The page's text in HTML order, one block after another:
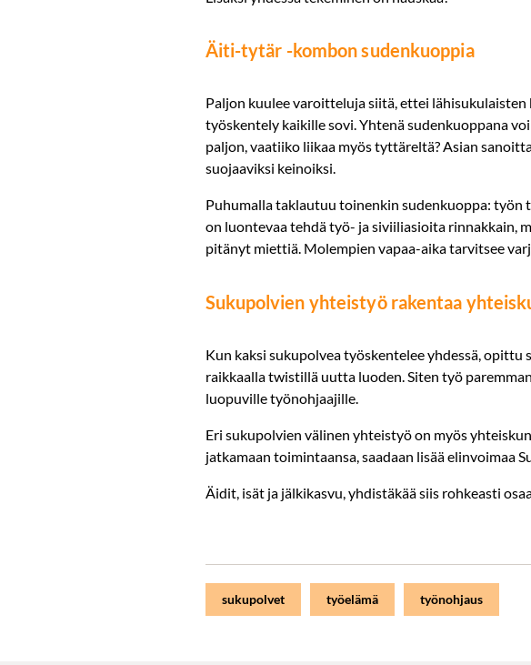
Äiti-tytär -kombon sudenkuoppia
Paljon kuulee varoitteluja siitä, ettei
työskentely kaikille sovi. Yhtenä sudenkuoppana
paljon, vaatiiko liikaa myös tyttäreltä? Asian
suojaaviksi keinoiksi.
Puhumalla taklautuu toinenkin sudenkuoppa: työn
on luontevaa tehdä työ- ja siviiliasioita rinnakkain,
pitänyt miettiä. Molempien vapaa-aika tarvitsee
Sukupolvien yhteistyö rakentaa
Kun kaksi sukupolvea työskentelee yhdessä,
raikkaalla twistillä uutta luoden. Siten työ
luopuville työnohjaajille.
Eri sukupolvien välinen yhteistyö on myös
jatkamaan toimintaansa, saadaan lisää elinvoimaa
Äidit, isät ja jälkikasvu, yhdistäkää siis rohkeasti
sukupolvet työelämä työnohjaus